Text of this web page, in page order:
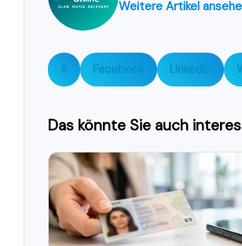
Weitere Artikel
X Facebook LinkedIn
Das könnte Sie auch